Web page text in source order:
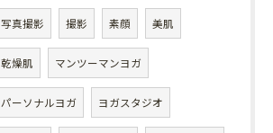
写真撮影 撮影 素顔 美肌
乾燥肌 マンツーマンヨガ
パーソナルヨガ ヨガスタジオ